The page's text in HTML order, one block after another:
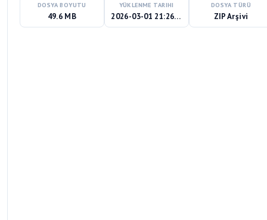
DOSYA BOYUTU
49.6 MB
YÜKLENME TARIHI
2026-03-01 21:26:59
DOSYA TÜRÜ
ZIP Arşivi